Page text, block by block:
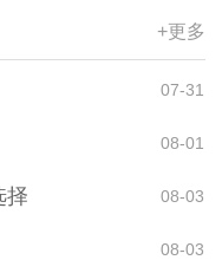
+更多
07-31
08-01
择 08-03
08-03